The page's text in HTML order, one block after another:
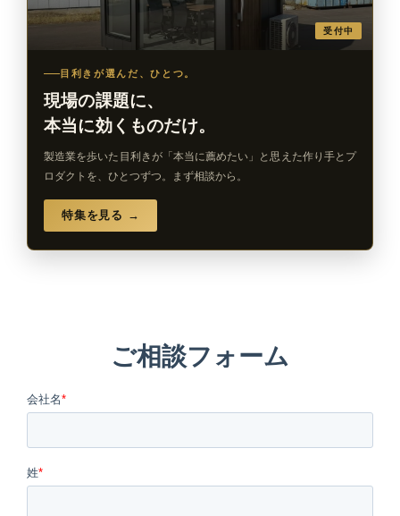
受付中
目利きが選んだ、ひとつ。
現場の課題に、
本当に効くものだけ。
製造業を歩いた目利きが「本当に薦めたい」と思えた作り手とプ
ロダクトを、ひとつずつ。まず相談から。
特集を見る →